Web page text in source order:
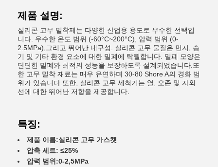
제품 설명:
실리콘 고무 밀착제는 다양한 산업용 용도로 우수한 선택입
니다. 우수한 온도 범위 (-60°C~200°C), 압력 범위 (0-
2.5MPa),그리고 뛰어난 내구성. 실리콘 고무 물질은 먼지, 습
기 및 기타 환경 요소에 대한 밀폐에 탁월합니다. 밀폐 모양은
단단한 밀폐와 최적의 성능을 보장하도록 설계되었습니다.또
한 고무 밀착 재료는 매우 유연하며 30-80 Shore A의 경화 범
위가 있습니다.또한, 실리콘 고무 세척기는 열, 오존 및 자외
선에 대한 뛰어난 저항을 제공합니다.
특징:
제품 이름:실리콘 고무 가스켓
압축 세트: ≤25%
압력 범위:0-2,5MPa